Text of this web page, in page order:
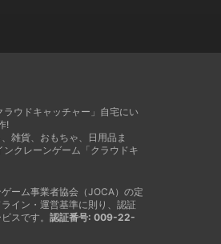
ウドキャッチャー」自宅にい
!
雑貨、おもちゃ、日用品ま
クレーンゲーム「クラウドキ
ーム事業者協会（JOCA）の定
イン・運営基準に則り、認証
スです。 認証番号: 009-22-